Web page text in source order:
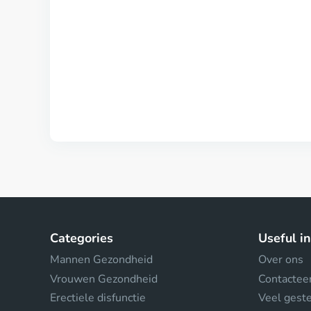
Categories
Mannen Gezondheid
Vrouwen Gezondheid
Erectiele disfunctie
Useful
Over ons
Veel